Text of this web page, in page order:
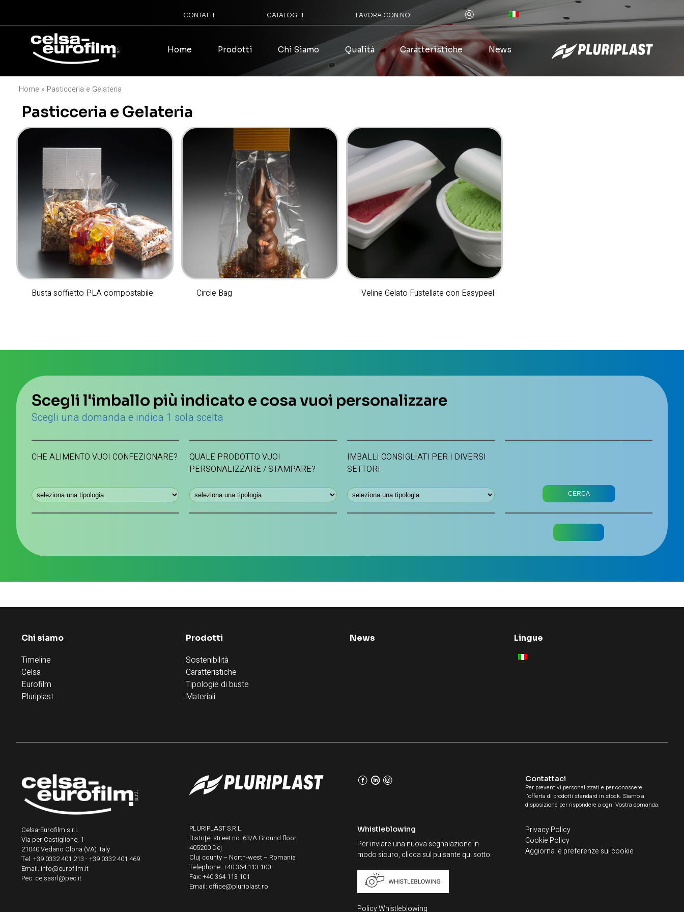
CONTATTI CATALOGHI LAVORA CON NOI Z
Home Prodotti Chi Siamo Qualità Caratteristiche News
Home » Pasticceria e Gelateria
Pasticceria e Gelateria
Busta soffietto PLA compostabile Circle Bag Veline Gelato Fustellate con Easypeel
Scegli l'imballo più indicato e cosa vuoi personalizzare
Scegli una domanda e indica 1 sola scelta
CHE ALIMENTO VUOI CONFEZIONARE?
QUALE PRODOTTO VUOI
PERSONALIZZARE / STAMPARE?
IMBALLI CONSIGLIATI PER I DIVERSI
SETTORI
Chi siamo
Timeline
Celsa
Eurofilm
Pluriplast
Prodotti
Sostenibilità
Caratteristiche
Tipologie di buste
Materiali
News Lingue
Celsa-Eurofilm s.r.l.
Via per Castiglione, 1
21040 Vedano Olona (VA) Italy
Tel. +39 0332 401 213 - +39 0332 401 469
Email. info@eurofilm.it
Pec. celsasrl@pec.it
PLURIPLAST S.R.L.
Bistriţei street no. 63/A Ground floor
405200 Dej
Cluj county – North-west – Romania
Telephone: +40 364 113 100
Fax: +40 364 113 101
Email: office@pluriplast.ro
F L I
Whistleblowing
Per inviare una nuova segnalazione in
modo sicuro, clicca sul pulsante qui sotto:
Policy Whistleblowing
Contattaci
Per preventivi personalizzati e per conoscere
l'offerta di prodotti standard in stock. Siamo a
disposizione per rispondere a ogni Vostra domanda.
Privacy Policy
Cookie Policy
Aggiorna le preferenze sui cookie